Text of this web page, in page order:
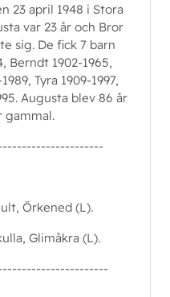
23 april 1948 i Stora
var 23 år och Bror
sig. De fick 7 barn
Berndt 1902-1965,
Tyra 1909-1997,
Augusta blev 86 år
gammal.
Örkened (L).
Glimåkra (L).